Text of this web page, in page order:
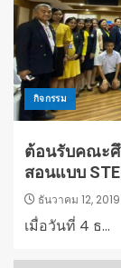
กิจกรรม
ต้อนรับคณะศึ
สอนแบบ
ธันวาคม 12, 2019
เมื่อวันที่ 4 ธ...